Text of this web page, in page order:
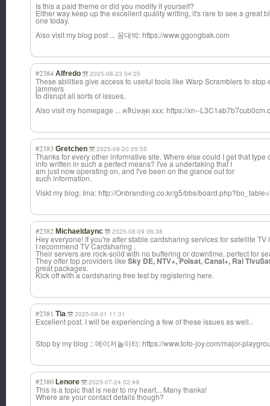
Is this a paid theme or did you modify it yourself?
Either way keep up the excellent quality writing, it's rare to see a great
one today.
Also visit my blog post ... 꽁대박: https://www.ggongbak.com
#2384 Alfredo 2025-08-23 04:25
These abilities give access to useful tools like Warp Scramblers to stop
jammers
to disrupt all sorts of issues.
Also visit my homepage ... คลิปหลุด xxx: https://xn--
#2383 Gretchen 2025-08-20 05:55
Thanks for every other informative site. Where else could I get that type
info written in such a perfect means? I've a undertaking that I
am just now operating on, and I've been on the glance out for
such information.
Viskt my blog; Ima: http://Onbranding.co.kr/g5/bbs/
#2382 Michaeldaync 2025-08-09 06:38
Hey everyone! If you're after stable cardsharing services for satellite TV
I recommend TV Cardsharing .
Their servers are rock-solid with no buffering or downtime, perfect for
They offer top providers like Sky DE, NTV+, Polsat, Canal+, Rai
great packages.
Kick off with a cardsharing free test by registering here.
#2381 Tia 2025-08-01 11:31
Excellent post. I will be experiencing a few of these issues as well..
Stop by my blog :: 메이저놀이터: https://www.toto-joy.com/major-
#2380 Lenore 2025-07-24 02:49
This is a topic that is near to my heart... Many thanks!
Where are your contact details though?